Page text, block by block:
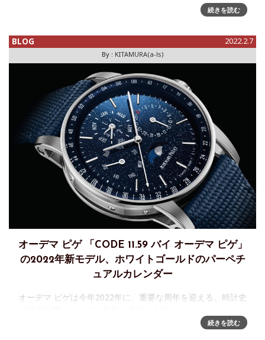
ンターテイメントであろうと、ほぼ必ず映し出される建物が
の建物を見た瞬間、おそら
続きを読む
BLOG 2022.2.7
By : KITAMURA(a-ls)
オーデマ ピゲ 「CODE 11.59 バイ オーデマ ピゲ」
の2022年新モデル、ホワイトゴールドのパーペチ
ュアルカレンダー
オーデマ ピゲは今年2022年に、重要な周年を迎える。時計史
ークの誕生50周年である。普通であれば、記念モデルのニュ
続きを読む